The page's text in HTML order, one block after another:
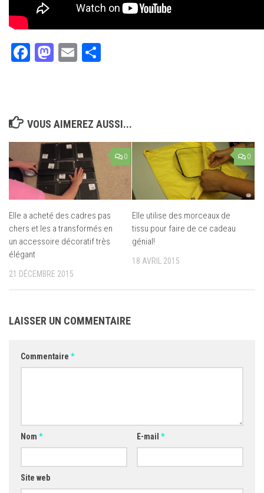
Facebook
Mastodon
Email
VOUS AIMEREZ AUSSI...
0
Elle a acheté des cadres pas
chers et les a transformés en
un accessoire décoratif très
élégant
21 DÉCEMBRE 2015
0
Elle utilise des morceaux de
tissu pour faire de ce cadeau
génial!
18 AVRIL 2015
LAISSER UN COMMENTAIRE
Commentaire *
Nom * E-mail *
Site web